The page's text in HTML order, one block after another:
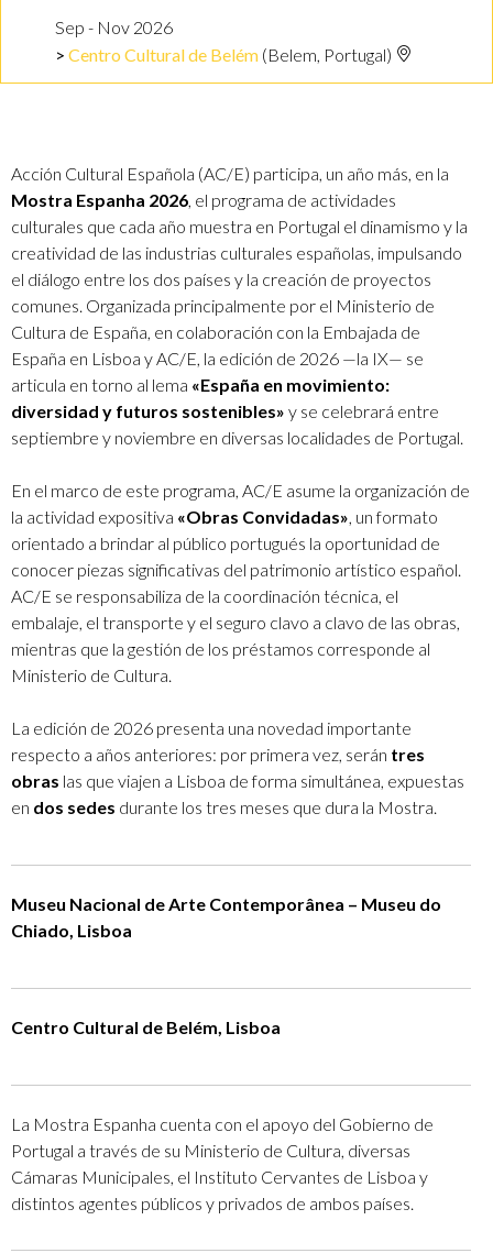
Sep - Nov 2026
Centro Cultural de Belém (Belem, Portugal)
Acción Cultural Española (AC/E) participa, un año más, en la
Mostra Espanha 2026, el programa de actividades
culturales que cada año muestra en Portugal el dinamismo y la
creatividad de las industrias culturales españolas, impulsando
el diálogo entre los dos países y la creación de proyectos
comunes. Organizada principalmente por el Ministerio de
Cultura de España, en colaboración con la Embajada de
España en Lisboa y AC/E, la edición de 2026 —la IX— se
articula en torno al lema «España en movimiento:
diversidad y futuros sostenibles» y se celebrará entre
septiembre y noviembre en diversas localidades de Portugal.
En el marco de este programa, AC/E asume la organización de
la actividad expositiva «Obras Convidadas», un formato
orientado a brindar al público portugués la oportunidad de
conocer piezas significativas del patrimonio artístico español.
AC/E se responsabiliza de la coordinación técnica, el
embalaje, el transporte y el seguro clavo a clavo de las obras,
mientras que la gestión de los préstamos corresponde al
Ministerio de Cultura.
La edición de 2026 presenta una novedad importante
respecto a años anteriores: por primera vez, serán tres
obras las que viajen a Lisboa de forma simultánea, expuestas
en dos sedes durante los tres meses que dura la Mostra.
Museu Nacional de Arte Contemporânea – Museu do
Chiado, Lisboa
Centro Cultural de Belém, Lisboa
La Mostra Espanha cuenta con el apoyo del Gobierno de
Portugal a través de su Ministerio de Cultura, diversas
Cámaras Municipales, el Instituto Cervantes de Lisboa y
distintos agentes públicos y privados de ambos países.